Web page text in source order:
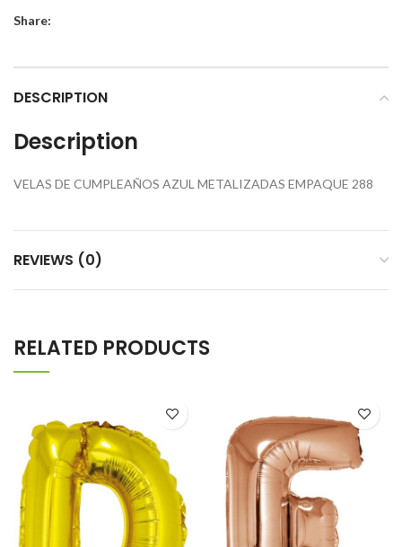
Share:
DESCRIPTION
Description
VELAS DE CUMPLEAÑOS AZUL METALIZADAS EMPAQUE 288
REVIEWS (0)
RELATED PRODUCTS